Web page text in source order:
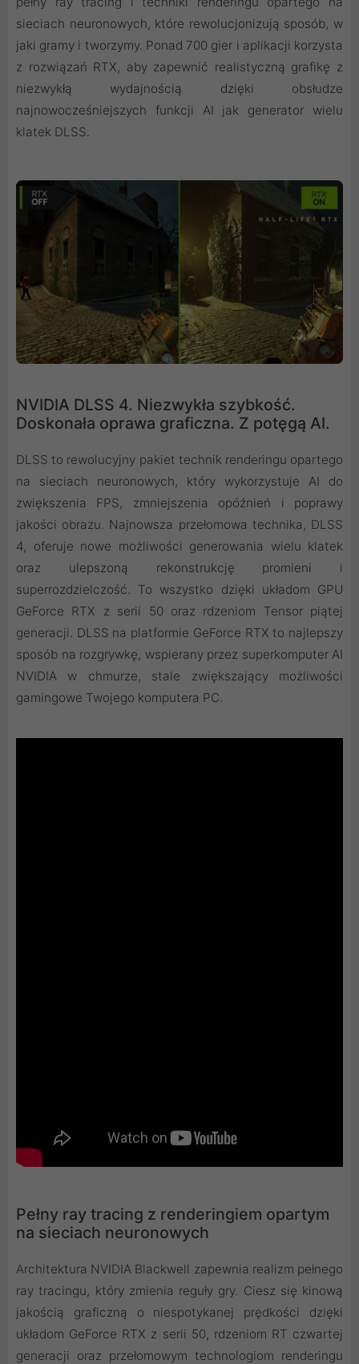
sieciach neuronowych, które rewolucjonizują sposób, w
jaki gramy i tworzymy. Ponad 700 gier i aplikacji korzysta
z rozwiązań RTX, aby zapewnić realistyczną grafikę z
niezwykłą wydajnością dzięki obsłudze
najnowocześniejszych funkcji AI jak generator wielu
klatek DLSS.
NVIDIA DLSS 4. Niezwykła szybkość.
Doskonała oprawa graficzna. Z potęgą AI.
DLSS to rewolucyjny pakiet technik renderingu opartego
na sieciach neuronowych, który wykorzystuje AI do
zwiększenia FPS, zmniejszenia opóźnień i poprawy
jakości obrazu. ‌Najnowsza przełomowa technika, DLSS
4, oferuje nowe możliwości generowania wielu klatek
oraz ulepszoną rekonstrukcję promieni i
superrozdzielczość. To wszystko dzięki układom GPU
GeForce RTX z serii 50 oraz rdzeniom Tensor piątej
generacji. DLSS na platformie GeForce RTX to najlepszy
sposób na rozgrywkę, wspierany przez superkomputer AI
NVIDIA w chmurze, stale zwiększający możliwości
gamingowe Twojego komputera PC.
Pełny ray tracing z renderingiem opartym
na sieciach neuronowych
Architektura NVIDIA Blackwell zapewnia realizm pełnego
ray tracingu, który zmienia reguły gry. Ciesz się kinową
jakością graficzną o niespotykanej prędkości dzięki
układom GeForce RTX z serii 50, rdzeniom RT czwartej
generacji oraz przełomowym technologiom renderingu